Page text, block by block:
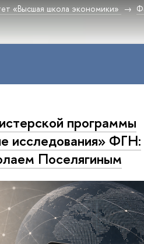
«Высшая школа экономики»
программы
исследования» ФГН:
Поселягиным